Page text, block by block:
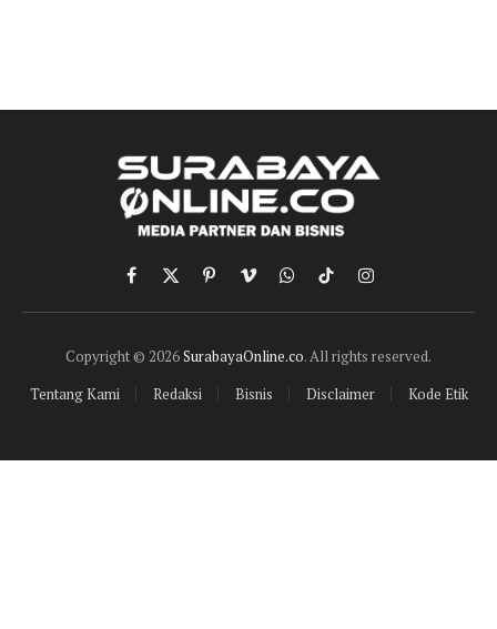
Facebook
X
(Twitter)
PinterestVimeoWhatsApp
TikTokInstagram
Copyright © 2026SurabayaOnline.co. All rights reserved.
Tentang Kami
Redaksi Bisnis Disclaimer Kode Etik